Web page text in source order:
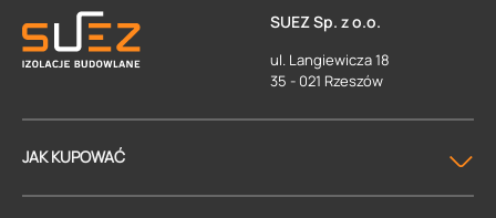
SUEZ Sp. z o.o.
ul. Langiewicza 18
35 - 021 Rzeszów
JAK KUPOWAĆ